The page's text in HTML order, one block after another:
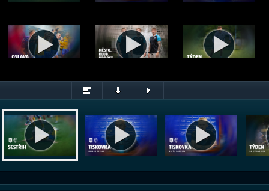
Sestřih utkání Teplice - Plzeň (8.8.2026) © FK Teplice